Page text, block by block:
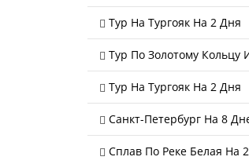
Тур На Тургояк На 2 Дня
Тур По Золотому
Тур На Тургояк На 2 Дня
Санкт-Петербург На 8
Сплав По Реке Белая На